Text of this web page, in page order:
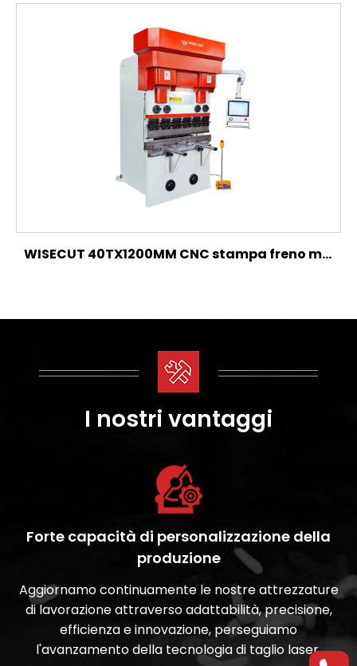
WISECUT 40TX1200MM CNC stampa freno modello elettrico
I nostri vantaggi
Forte capacità di personalizzazione della
produzione
Aggiornamo continuamente le nostre attrezzature
di lavorazione attraverso adattabilità, precisione,
efficienza e innovazione, perseguiamo
l'avanzamento della tecnologia di taglio laser,